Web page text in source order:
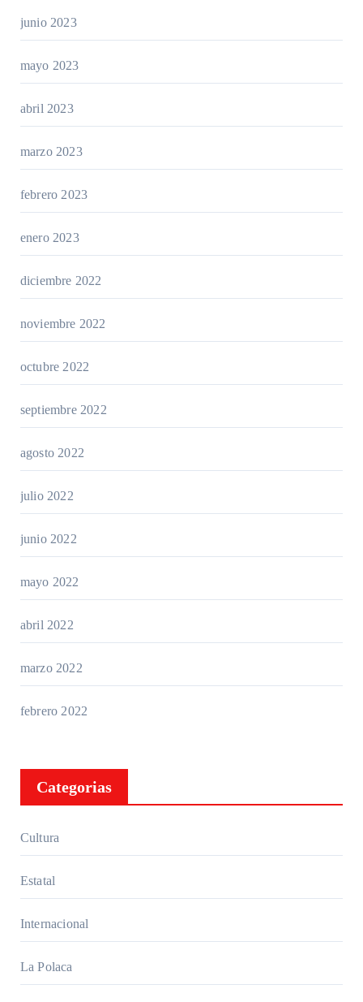
junio 2023
mayo 2023
abril 2023
marzo 2023
febrero 2023
enero 2023
diciembre 2022
noviembre 2022
octubre 2022
septiembre 2022
agosto 2022
julio 2022
junio 2022
mayo 2022
abril 2022
marzo 2022
febrero 2022
Categorias
Cultura
Estatal
Internacional
La Polaca